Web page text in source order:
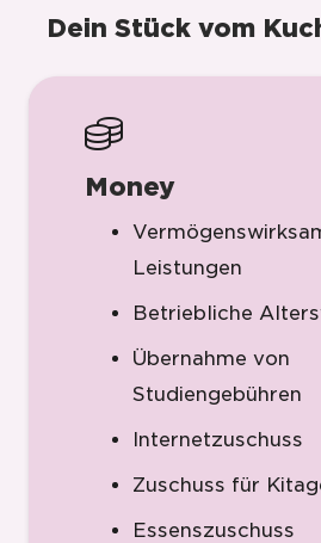
Dein Stück vom
Money
Leistungen
Betriebliche
Übernahme von
Studiengebühren
Internetzuschuss
Zuschuss für
Essenszuschuss